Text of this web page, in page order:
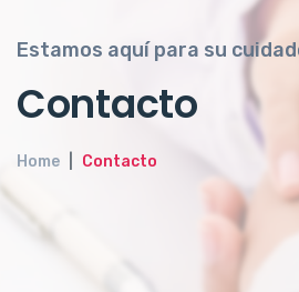
Estamos aquí para su
Contacto
Home Contacto